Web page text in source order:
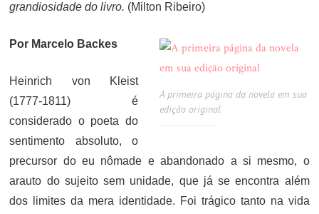
grandiosidade do livro. (Milton Ribeiro)
A primeira página da novela em sua
edição original
Por Marcelo Backes
Heinrich von Kleist
(1777-1811) é
considerado o poeta do
sentimento absoluto, o
precursor do eu nômade e abandonado a si mesmo, o
arauto do sujeito sem unidade, que já se encontra além
dos limites da mera identidade. Foi trágico tanto na vida